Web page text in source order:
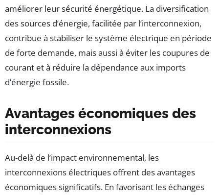
améliorer leur sécurité énergétique. La diversification
des sources d’énergie, facilitée par l’interconnexion,
contribue à stabiliser le système électrique en période
de forte demande, mais aussi à éviter les coupures de
courant et à réduire la dépendance aux imports
d’énergie fossile.
Avantages économiques des
interconnexions
Au-delà de l’impact environnemental, les
interconnexions électriques offrent des avantages
économiques significatifs. En favorisant les échanges